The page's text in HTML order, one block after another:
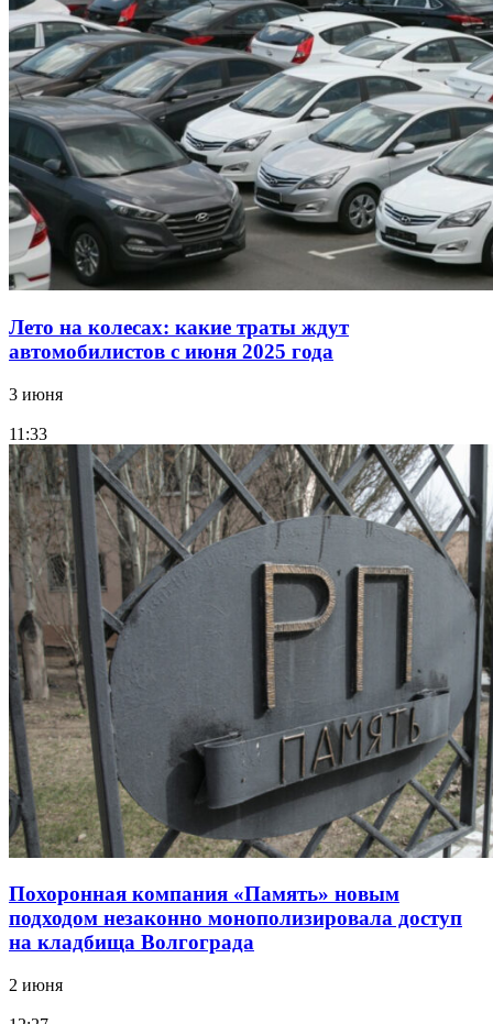
Лето на колесах: какие траты ждут
автомобилистов с июня 2025 года
3 июня
11:33
Похоронная компания «Память» новым
подходом незаконно монополизировала доступ
на кладбища Волгограда
2 июня